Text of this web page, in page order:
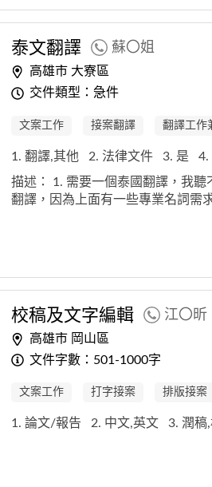
泰文翻譯 蘇〇姐
高雄市 大寮區
交件類型：急件
文案工作 接案翻譯 翻譯工作
1. 翻譯,其他 2. 法律文件 3. 是 4.
描述： 1. 需要一個泰國翻譯，我聽
翻譯，因為上面有一些專業名詞需
校稿及文字編輯 江〇昕
高雄市 岡山區
文件字數：501-1000字
文案工作 打字接案 排版接案
1. 論文/報告 2. 中文,英文 3. 潤稿